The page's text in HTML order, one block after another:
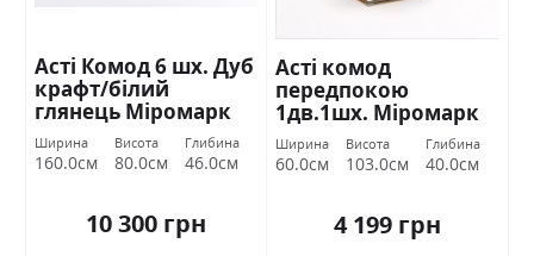
Асті Комод 6 шх. Дуб
крафт/білий
глянець Міромарк
Ширина
160.0см
Висота
80.0см
Глибина
46.0см
10 300 грн
Асті комод
передпокою
1дв.1шх. Міромарк
Ширина
60.0см
Висота
103.0см
Глибина
40.0см
4 199 грн